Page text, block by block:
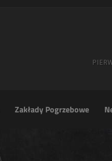
Zakłady Pogrzebowe